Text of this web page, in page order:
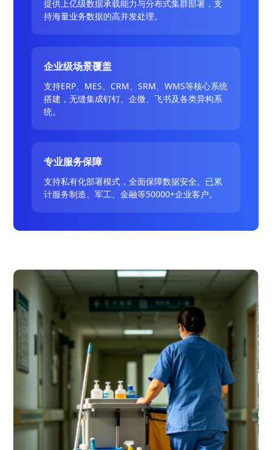
提供上亿级数据承载能力与分布式集群部署，支
持海量业务数据的高并发处理。
企业级场景覆盖
支持ERP、MES、CRM、SRM、WMS等核心系统
搭建，无缝集成钉钉、企微、飞书及各类异构系
统。
专业服务保障
支持私有化部署模式，全面保障数据安全。已累
计服务制造、军工、金融等50000+企业客户。